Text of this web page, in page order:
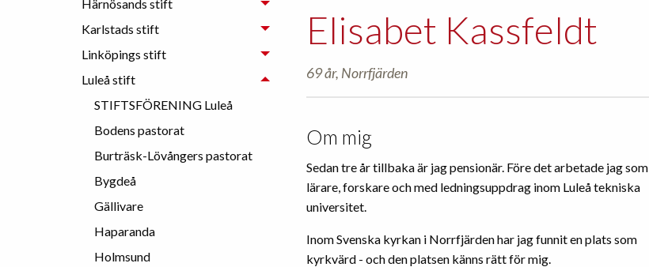
Elisabet Kassfeldt
69 år, Norrfjärden
Om mig
Sedan tre år tillbaka är jag pensionär. Före det arbetade jag som
lärare, forskare och med ledningsuppdrag inom Luleå tekniska
universitet.
Inom Svenska kyrkan i Norrfjärden har jag funnit en plats som
kyrkvärd - och den platsen känns rätt för mig.
Härnösands stift
Karlstads stift
Linköpings stift
Luleå stift
STIFTSFÖRENING Luleå
Bodens pastorat
Burträsk-Lövångers pastorat
Bygdeå
Gällivare
Haparanda
Holmsund